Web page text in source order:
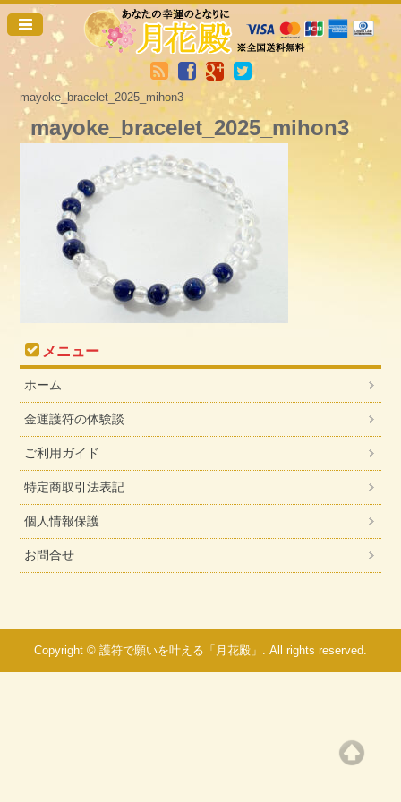
mayoke_bracelet_2025_mihon3
mayoke_bracelet_2025_mihon3
メニュー
ホーム
金運護符の体験談
ご利用ガイド
特定商取引法表記
個人情報保護
お問合せ
Copyright © 護符で願いを叶える「月花殿」. All rights reserved.